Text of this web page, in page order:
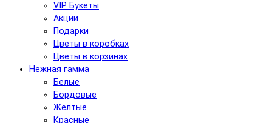
VIP Букеты
Акции
Подарки
Цветы в коробках
Цветы в корзинах
Нежная гамма
Белые
Бордовые
Желтые
Красные